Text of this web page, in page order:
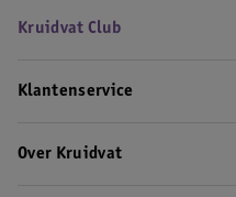
Kruidvat Club
Klantenservice
Over Kruidvat